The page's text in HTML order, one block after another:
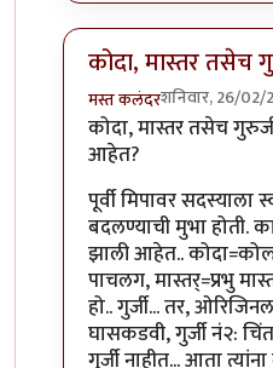
कोदा, मास्तर तसेच
मस्त कलंदरशनिवार, 26/02/
In reply toतीनचार
कोदा, मास्तर तसेच
आहेत?
पूर्वी मिपावर सदस्याला
बदलण्याची मुभा होती.
झाली आहेत..
पाचलग, मास्तर्=प्रभु
हो.. गुर्जी... तर,
घासकडवी, गुर्जी नं२:
गुर्जी नाहीत... आता